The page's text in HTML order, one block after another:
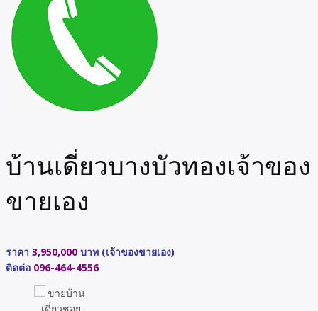
บ้านเดี่ยวบางบัวทองเจ้าของ
ขายเอง
ราคา 3,950,000 บาท (เจ้าของขายเอง)
ติดต่อ 096-464-4556